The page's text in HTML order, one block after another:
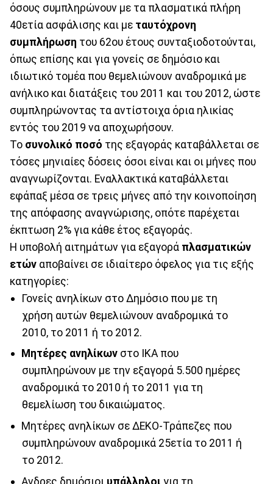
όσους συμπληρώνουν με τα πλασματικά πλήρη
40ετία ασφάλισης και με ταυτόχρονη
συμπλήρωση του 62ου έτους συνταξιοδοτούνται,
όπως επίσης και για γονείς σε δημόσιο και
ιδιωτικό τομέα που θεμελιώνουν αναδρομικά με
ανήλικο και διατάξεις του 2011 και του 2012, ώστε
συμπληρώνοντας τα αντίστοιχα όρια ηλικίας
εντός του 2019 να αποχωρήσουν.
Το συνολικό ποσό της εξαγοράς καταβάλλεται σε
τόσες μηνιαίες δόσεις όσοι είναι και οι μήνες που
αναγνωρίζονται. Εναλλακτικά καταβάλλεται
εφάπαξ μέσα σε τρεις μήνες από την κοινοποίηση
της απόφασης αναγνώρισης, οπότε παρέχεται
έκπτωση 2% για κάθε έτος εξαγοράς.
Η υποβολή αιτημάτων για εξαγορά πλασματικών
ετών αποβαίνει σε ιδιαίτερο όφελος για τις εξής
κατηγορίες:
Γονείς ανηλίκων στο Δημόσιο που με τη
χρήση αυτών θεμελιώνουν αναδρομικά το
2010, το 2011 ή το 2012.
Μητέρες ανηλίκωνστο ΙΚΑ που
συμπληρώνουν με την εξαγορά 5.500 ημέρες
αναδρομικά το 2010 ή το 2011 για τη
θεμελίωση του δικαιώματος.
Μητέρες ανηλίκων σε ΔΕΚΟ-Τράπεζες που
συμπληρώνουν αναδρομικά 25ετία το 2011 ή
το 2012.
Ανδρες δημόσιοι υπάλληλοι για τη